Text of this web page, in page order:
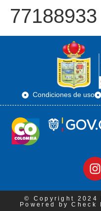
77188933
Condiciones de uso
© Copyright 2024
Powered by Check